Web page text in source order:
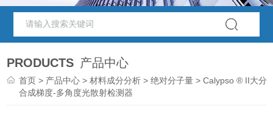
PRODUCTS 产品中心
首页 > 产品中心 >材料成分分析 >绝对分子量 > Calypso ® II大分
合成梯度-多角度光散射检测器